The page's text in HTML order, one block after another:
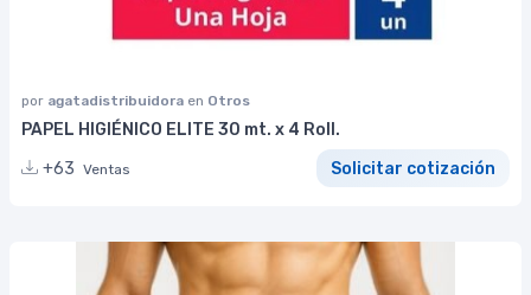
por agatadistribuidora en Otros
PAPEL HIGIÉNICO ELITE 30 mt. x 4 Roll.
+63 Ventas Solicitar cotización